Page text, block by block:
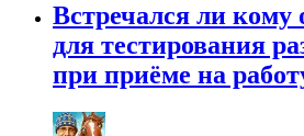
Встречался ли кому
для тестирования
при приёме на